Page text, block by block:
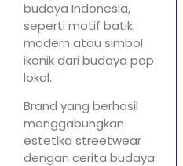
budaya Indonesia,
seperti motif batik
modern atau simbol
ikonik dari budaya pop
lokal.
Brand yang berhasil
menggabungkan
estetika streetwear
dengan cerita budaya